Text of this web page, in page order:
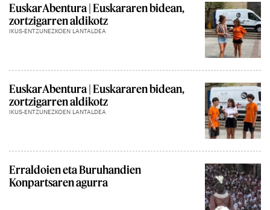
EuskarAbentura | Euskararen bidean,
zortzigarren aldikotz
IKUS-ENTZUNEZKOEN LANTALDEA
EuskarAbentura | Euskararen bidean,
zortzigarren aldikotz
IKUS-ENTZUNEZKOEN LANTALDEA
Erraldoien eta Buruhandien
Konpartsaren agurra